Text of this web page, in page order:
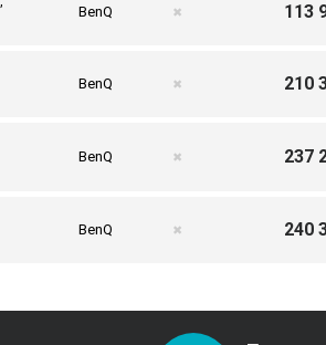
BenQ ✖ 113
BenQ ✖ 210
BenQ ✖ 237
BenQ ✖ 240